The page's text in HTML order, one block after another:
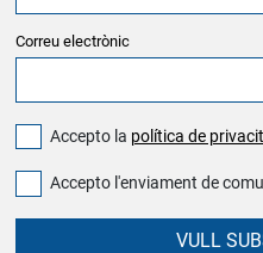
Correu electrònic
Accepto la política de
Accepto l'enviament de
VULL